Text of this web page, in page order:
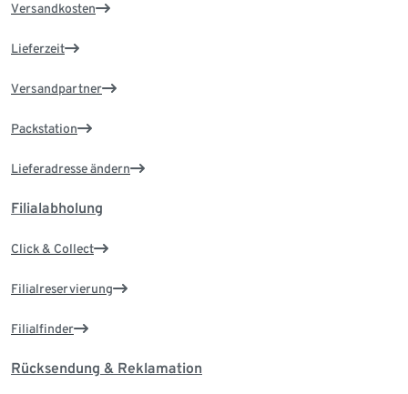
Versandkosten
Lieferzeit
Versandpartner
Packstation
Lieferadresse ändern
Filialabholung
Click & Collect
Filialreservierung
Filialfinder
Rücksendung & Reklamation